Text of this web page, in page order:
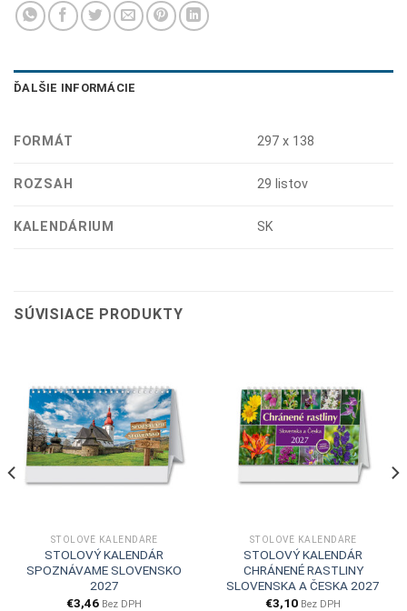
ĎALŠIE INFORMÁCIE
FORMÁT 297 x 138
ROZSAH 29 listov
KALENDÁRIUM SK
SÚVISIACE PRODUKTY
STOLOVÉ KALENDÁRE
STOLOVÝ KALENDÁR
SPOZNÁVAME SLOVENSKO
2027
€3,46 Bez DPH
STOLOVÉ KALENDÁRE
STOLOVÝ KALENDÁR
CHRÁNENÉ RASTLINY
SLOVENSKA A ČESKA 2027
€3,10 Bez DPH